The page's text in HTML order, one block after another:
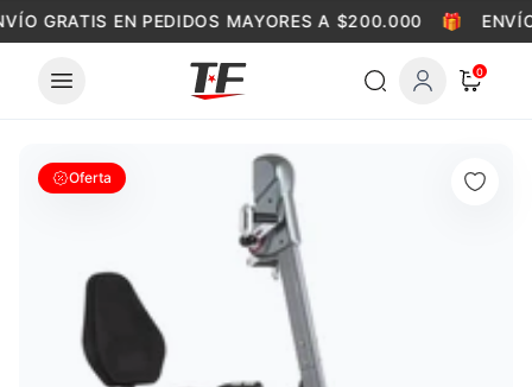
Skip to content
GRATIS EN PEDIDOS MAYORES A $200.000 🎁
0
Oferta